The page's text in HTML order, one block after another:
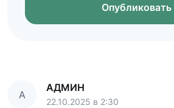
Опубликовать
А
АДМИН
22.10.2025 в 2:30